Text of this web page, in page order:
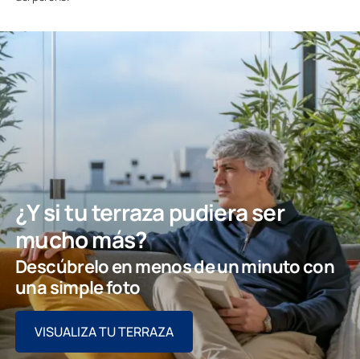
¿Y si tu terraza pudiera ser
mucho más?
Descúbrelo en menos de un minuto con
una simple foto
VISUALIZA TU TERRAZA